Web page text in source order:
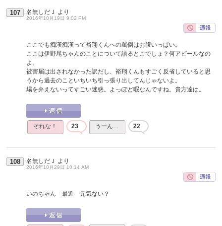
107 名無しだＪ より
2016年10月19日 9:02 PM
ここでも痴漢痴漢って裕翔くんへの罵倒はお腹いっぱい。
ここは伊野尾ちゃんのことについて語るとこでしょ？何アピールなの
よ。
被害届は出されなかった訳だし、裕翔くんもすごく反省していると思
うから過去のこといちいち引っ張り出してんじゃないよ。
場を弁えないってすごい迷惑。よっぽど暇なんですね。貴方達は。
それな！ 23 うーん… 22
108 名無しだＪ より
2016年10月29日 10:14 AM
いのちゃん 最近 元気ない？